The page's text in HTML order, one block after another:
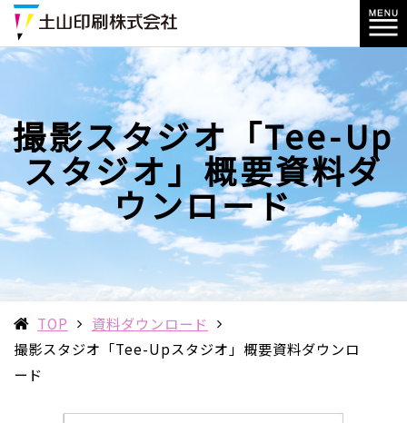
撮影スタジオ「Tee-Up
スタジオ」概要資料ダ
ウンロード
TOP
資料ダウンロード
撮影スタジオ「Tee-Upスタジオ」概要資料ダウンロ
ード